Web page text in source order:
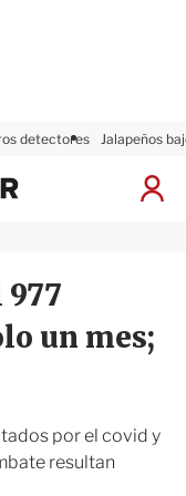
detectores Jalapeños
I
S
ó
n
x
s
i
r
un mes;
por el covid y
resultan